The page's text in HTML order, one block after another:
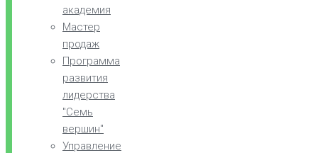
академия
Мастер
продаж
Программа
развития
лидерства
"Семь
вершин"
Управление